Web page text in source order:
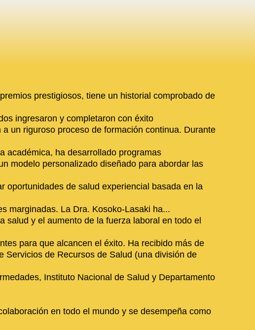
prestigiosos, tiene un historial comprobado de
ingresaron y completaron con éxito
un riguroso proceso de formación continua. Durante
académica, ha desarrollado programas
modelo personalizado diseñado para abordar las
oportunidades de salud experiencial basada en la
marginadas. La Dra. Kosoko-Lasaki ha...
y el aumento de la fuerza laboral en todo el
para que alcancen el éxito. Ha recibido más de
Servicios de Recursos de Salud (una división de
Instituto Nacional de Salud y Departamento
en todo el mundo y se desempeña como